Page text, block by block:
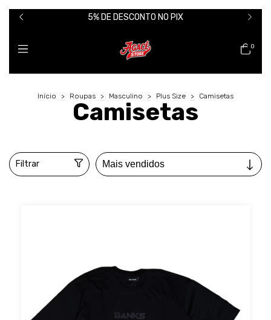
5% DE DESCONTO NO PIX
0
Início > Roupas > Masculino > Plus Size > Camisetas
Camisetas
Filtrar